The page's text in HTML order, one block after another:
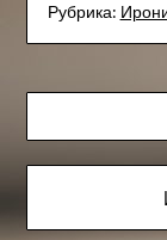
Рубрика:
Навигация
по